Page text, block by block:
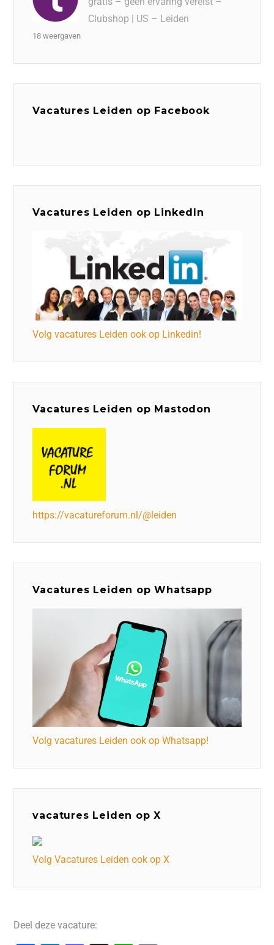
Clubshop | US – Leiden
18 weergaven
Vacatures Leiden op Facebook
Vacatures Leiden op LinkedIn
Volg vacatures Leiden ook op Linkedin!
Vacatures Leiden op Mastodon
https://vacatureforum.nl/@leiden
Vacatures Leiden op Whatsapp
Volg vacatures Leiden ook op Whatsapp!
vacatures Leiden op X
Volg Vacatures Leiden ook op X
Deel deze vacature: